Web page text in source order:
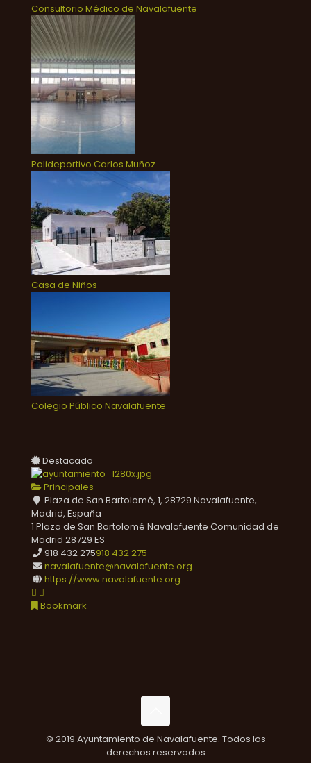
Consultorio Médico de Navalafuente
Polideportivo Carlos Muñoz
Casa de Niños
Colegio Público Navalafuente
Destacado
Principales
Plaza de San Bartolomé, 1, 28729 Navalafuente,
Madrid, España
1 Plaza de San Bartolomé Navalafuente Comunidad de
Madrid 28729 ES
918 432 275918 432 275
navalafuente@navalafuente.org
https://www.navalafuente.org
Bookmark
© 2019 Ayuntamiento de Navalafuente. Todos los
derechos reservados